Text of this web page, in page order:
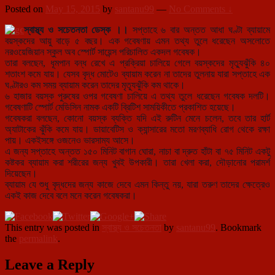
Posted on May 15, 2015 by santanu99 — No Comments ↓
স্বাস্থ্য ও সচেতনতা ডেস্ক ।। সপ্তাহে ৬ বার অন্তত আধা ঘণ্টা ব্যায়ামে
বয়স্কদের আয়ু বাড়ে ৫ বছর। এক গবেষণায় এমন তথ্য তুলে ধরেছেন অসলোতে
নরওয়েজিয়ান স্কুল অব স্পোর্ট সায়েন্স পরিচালিত একদল গবেষক।
তারা বলছেন, ধূমপান বন্ধ রেখে এ প্রক্রিয়া চালিয়ে গেলে বয়স্কদের মৃত্যুঝুঁকি ৪০
শতাংশ কমে যায়। যেসব বৃদ্ধ মোটেও ব্যায়াম করেন না তাদের তুলনায় যারা সপ্তাহে এক
ঘণ্টারও কম সময় ব্যায়াম করেন তাদের মৃত্যূঝুঁকি কম থাকে।
৬ হাজার বয়স্ক পুরুষের ওপর গবেষণা চালিয়ে এ তথ্য তুলে ধরেছেন গবেষক দলটি।
গবেষণাটি স্পোর্ট মেডিসিন নামক একটি ব্রিটিশ সাময়িকীতে প্রকাশিত হয়েছে।
গবেষকরা বলছেন, কোনো বয়স্ক ব্যক্তি যদি এই রুটিন মেনে চলেন, তবে তার হার্ট
অ্যাটাকের ঝুঁকি কমে যায়। ডায়াবেটিস ও ক্যান্সারের মতো মরণব্যাধি রোগ থেকে রক্ষা
পায়। একইসঙ্গে ওজনেও ভারসাম্য আসে।
এ জন্য সপ্তাহে অন্তত ১৫০ মিনিট বাগান ঘোরা, নাচা বা দ্রুত হাঁটা বা ৭৫ মিনিট একটু
কষ্টকর ব্যায়াম করা শরীরের জন্য খুবই উপকারী। তারা খেলা করা, দৌড়ানোর পরামর্শ
দিয়েছেন।
ব্যায়াম যে শুধু বৃদ্ধদের জন্য কাজে দেবে এমন কিন্তু নয়, যারা তরুণ তাদের ক্ষেত্রেও
একই কাজ দেবে বলে মনে করেন গবেষকরা।
This entry was posted in স্বাস্থ্য ও সচেতনতা by santanu99. Bookmark
the permalink.
Leave a Reply